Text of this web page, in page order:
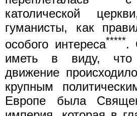
католической
гуманисты, как
особого интереса*****.
иметь в виду, что
движение
крупным
Европе была